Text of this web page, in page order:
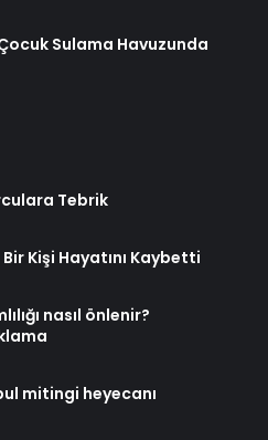
Sulama Havuzunda
Tebrik
Bir Kişi Hayatını Kaybetti
nasıl önlenir?
mitingi heyecanı